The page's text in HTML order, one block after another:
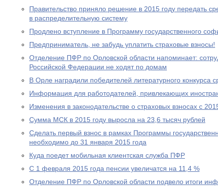
Правительство приняло решение в 2015 году передать
в распределительную систему
Продлено вступление в Программу государственного
Предприниматель, не забудь уплатить страховые взносы!
Отделение ПФР по Орловской области напоминает:
Российской Федерации не ходят по домам
В Орле наградили победителей литературного конкурса
Информация для работодателей, привлекающих
Изменения в законодательстве о страховых взносах с
Сумма МСК в 2015 году выросла на 23,6 тысяч рублей
Сделать первый взнос в рамках Программы
необходимо до 31 января 2015 года
Куда поедет мобильная клиентская служба ПФР
С 1 февраля 2015 года пенсии увеличатся на 11,4 %
Отделение ПФР по Орловской области подвело итоги